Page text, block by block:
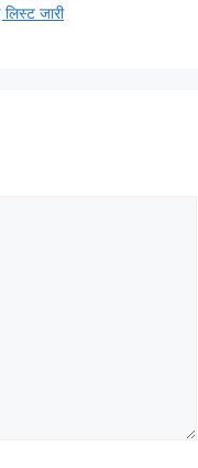
जारी